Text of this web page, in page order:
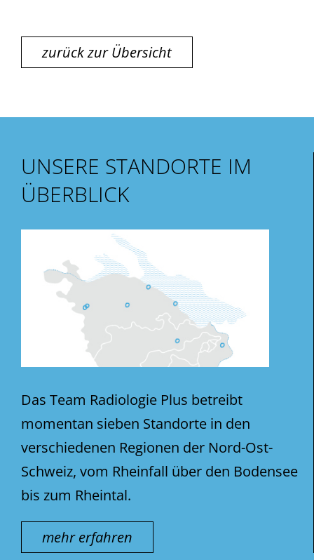
zurück zur Übersicht
UNSERE STANDORTE IM
ÜBERBLICK
Das Team Radiologie Plus betreibt
momentan sieben Standorte in den
verschiedenen Regionen der Nord-Ost-
Schweiz, vom Rheinfall über den Bodensee
bis zum Rheintal.
mehr erfahren